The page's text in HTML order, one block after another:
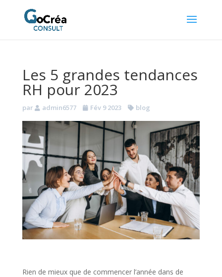
Les 5 grandes tendances
RH pour 2023
par admin6577 Fév 9 2023 blog
Rien de mieux que de commencer l’année dans de